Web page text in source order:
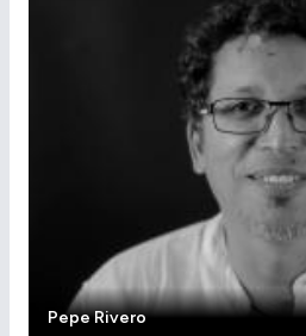
Pepe Rivero